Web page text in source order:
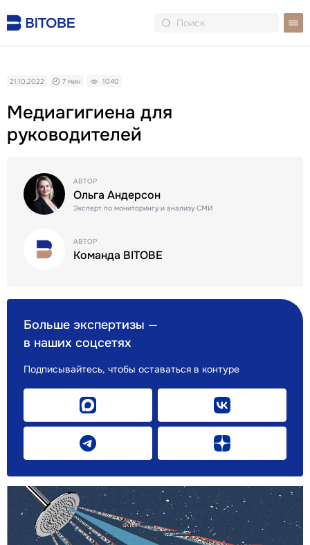
Медиагигиена для
руководителей
21.10.2022 7 мин 1040
Больше экспертизы —
в наших соцсетях
Подписывайтесь, чтобы оставаться в контуре
АВТОР
Ольга Андерсон
Эксперт по мониторингу и анализу СМИ
АВТОР
Команда BITOBE